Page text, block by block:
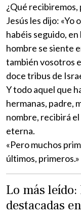
¿Qué recibiremos,
Jesús les dijo: «Yo
habéis seguido,
hombre se siente
también vosotros
doce tribus de
Y todo aquel que
hermanas, padre,
nombre, recibirá
eterna.
«Pero muchos
últimos, primeros.»
Lo más
destacadas